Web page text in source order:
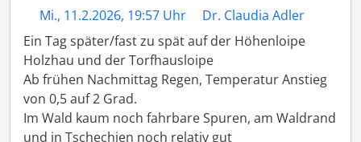
Mi., 11.2.2026, 19:57 Uhr
Dr. Claudia Adler
Ein Tag später/fast zu spät auf der Höhenloipe
Holzhau und der Torfhausloipe
Ab frühen Nachmittag Regen, Temperatur Anstieg
von 0,5 auf 2 Grad.
Im Wald kaum noch fahrbare Spuren, am Waldrand
und in Tschechien noch relativ gut